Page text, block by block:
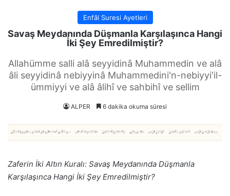
Enfâl Suresi Ayetleri
Savaş Meydanında Düşmanla Karşılaşınca Hangi
İki Şey Emredilmiştir?
Allahümme salli alâ seyyidinâ Muhammedin ve alâ
âli seyyidinâ nebiyyinâ Muhammedini'n-nebiyyi'il-
ümmiyyi ve alâ âlihî ve sahbihî ve sellim
ALPER 6 dakika okuma süresi
Zaferin İki Altın Kuralı: Savaş Meydanında Düşmanla
Karşılaşınca Hangi İki Şey Emredilmiştir?